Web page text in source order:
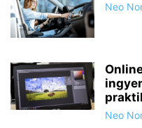
Neo
Neo